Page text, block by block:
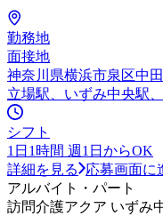
勤務地
面接地
神奈川県横浜市泉区中
立場駅、いずみ中央駅
シフト
1日1時間 週1日からOK
詳細を見る
応募画面に
アルバイト・パート
訪問介護アクア いずみ